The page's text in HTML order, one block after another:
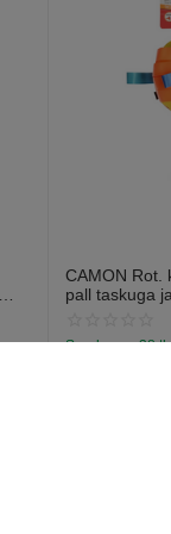
CAMON Rot.
pall taskuga
Saadavus: 38